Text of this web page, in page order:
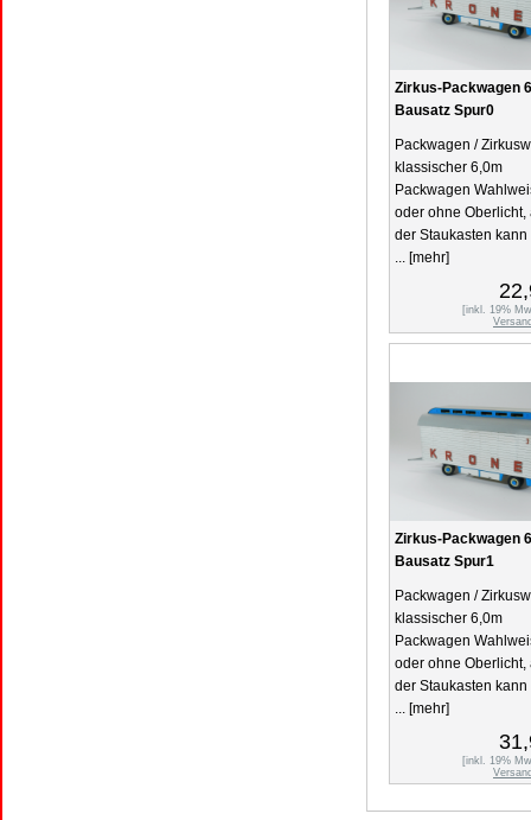
Zirkus-Packwagen
Bausatz Spur0
Packwagen /
klassischer 6,0m
Packwagen
oder ohne Oberlicht,
der Staukasten kann
... [mehr]
[inkl. 19%
Zirkus-Packwagen
Bausatz Spur1
Packwagen /
klassischer 6,0m
Packwagen
oder ohne Oberlicht,
der Staukasten kann
... [mehr]
[inkl. 19%